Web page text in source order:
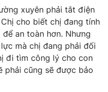
video
Thể thao
xuyên phải tắt điện
cho biết chị đang tính
an toàn hơn. Nhưng
mà chị đang phải đối
đi tìm công lý cho con
phải cũng sẽ được bảo